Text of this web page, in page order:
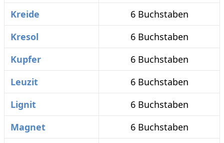
Kreide
6 Buchstaben
Kresol
6 Buchstaben
Kupfer
6 Buchstaben
Leuzit
6 Buchstaben
Lignit
6 Buchstaben
Magnet
6 Buchstaben